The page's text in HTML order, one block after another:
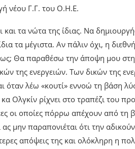
νέου Γ.Γ. του Ο.Η.Ε.
τα νώτα της ίδιας. Να
τα μέγιστα. Αν πάλιν όχι, η
Θα παραθέσω την άποψη μου
της ενεργειών. Των δικών της
λέω «κουτί» εννοώ τη βάση
Ολγκίν ρίχνει στο τραπέζι του
οι οποίες πόρρω απέχουν από
μην παραπονιέται ότι την
απόψεις της και ολόκληρη η